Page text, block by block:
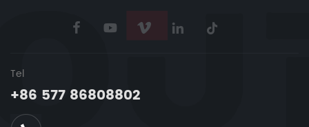
Tel
+86 577 86808802